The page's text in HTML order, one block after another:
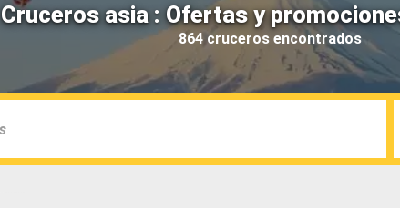
Cruceros asia : Ofertas y
864 cruceros encontrados